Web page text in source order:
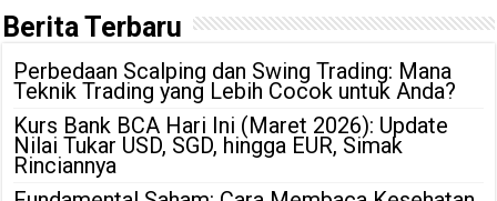
Berita Terbaru
Perbedaan Scalping dan Swing Trading: Mana
Teknik Trading yang Lebih Cocok untuk Anda?
Kurs Bank BCA Hari Ini (Maret 2026): Update
Nilai Tukar USD, SGD, hingga EUR, Simak
Rinciannya